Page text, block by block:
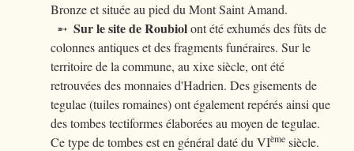
Bronze et située au pied du Mont Saint Amand.
➵ Sur le site de Roubiolont été exhumés des fûts de
colonnes antiques et des fragments funéraires. Sur le
territoire de la commune, au xixe siècle, ont été
retrouvées des monnaies d'Hadrien. Des gisements de
tegulae (tuiles romaines) ont également repérés ainsi que
des tombes tectiformes élaborées au moyen de tegulae.
Ce type de tombes est en général daté du VIème siècle.